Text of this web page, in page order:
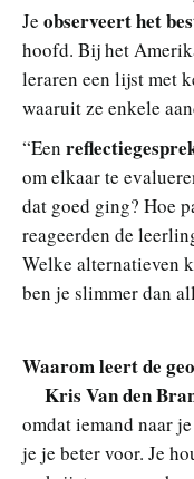
Je observeert het
hoofd. Bij het
leraren een lijst met
waaruit ze enkele
“Een
om elkaar te
dat goed ging? Hoe
reageerden de
Welke alternatieven
ben je slimmer dan
Waarom leert de
Kris Van den
omdat iemand naar
je je beter voor. Je